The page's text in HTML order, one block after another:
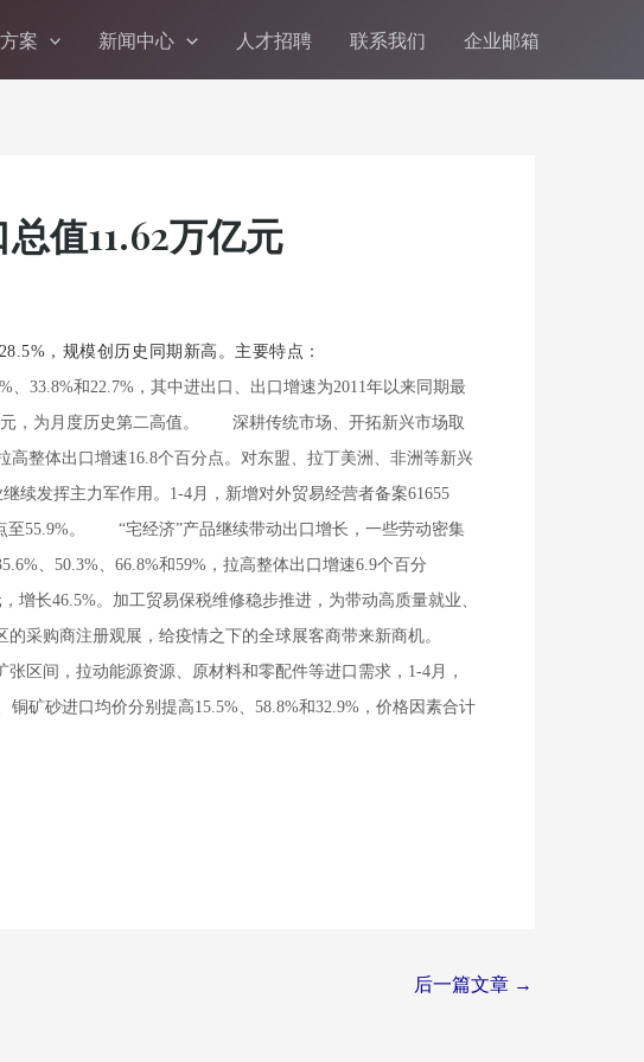
案 新闻中心 人才招聘 联系我们 企业邮箱
值11.62万亿元
，规模创历史同期新高。主要特点：
33.8%和22.7%，其中进出口、出口增速为2011年以来同期最
，为月度历史第二高值。
深耕传统市场、开拓新兴市场取
高整体出口增速16.8个百分点。对东盟、拉丁美洲、非洲等新兴
发挥主力军作用。1-4月，新增对外贸易经营者备案61655
55.9%。
“宅经济”产品继续带动出口增长，一些劳动密集
、50.3%、66.8%和59%，拉高整体出口增速6.9个百分
长46.5%。加工贸易保税维修稳步推进，为带动高质量就业、
采购商注册观展，给疫情之下的全球展客商带来新商机。
区间，拉动能源资源、原材料和零配件等进口需求，1-4月，
矿砂进口均价分别提高15.5%、58.8%和32.9%，价格因素合计
后一篇文章 →